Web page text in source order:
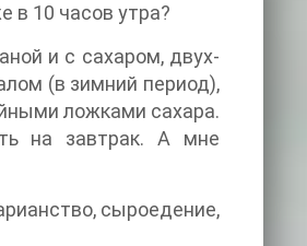
в 10 часов утра?
и с сахаром, двух-
(в зимний период),
ложками сахара.
на завтрак. А мне
сыроедение,